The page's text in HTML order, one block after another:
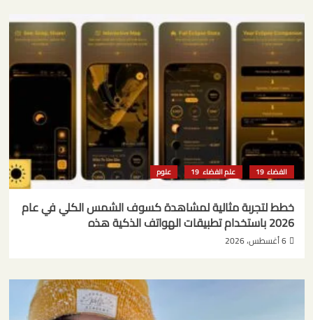
الفضاء علم الفضاء علوم
خطط لتجربة مثالية لمشاهدة كسوف الشمس الكلي في عام
2026 باستخدام تطبيقات الهواتف الذكية هذه
6 أغسطس، 2026